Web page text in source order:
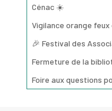
Cénac ☀️
Vigilance orange
🎉 Festival des
Fermeture de la
Foire aux questions